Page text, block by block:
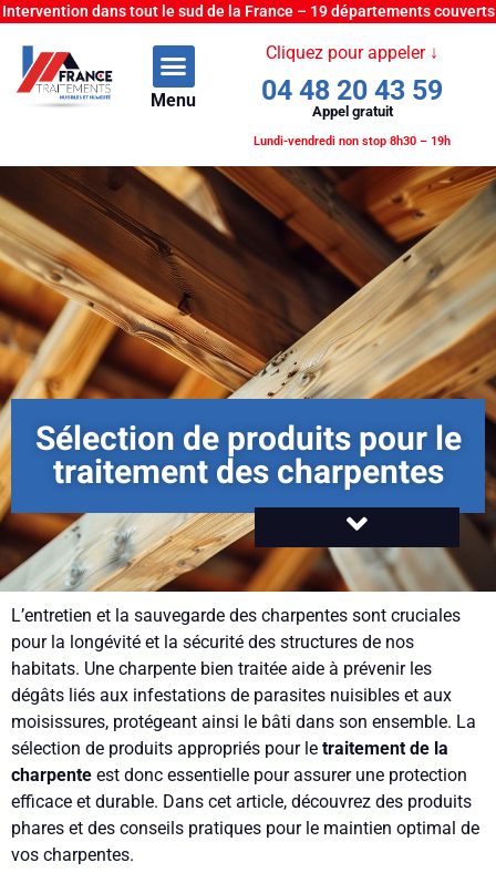
Intervention dans tout le sud de la France – 19 départements couverts
Menu
Cliquez pour appeler ↓
04 48 20 43 59
Appel gratuit
Lundi-vendredi non stop 8h30 – 19h
Sélection de produits pour le
traitement des charpentes
L’entretien et la sauvegarde des charpentes sont cruciales
pour la longévité et la sécurité des structures de nos
habitats. Une charpente bien traitée aide à prévenir les
dégâts liés aux infestations de parasites nuisibles et aux
moisissures, protégeant ainsi le bâti dans son ensemble. La
sélection de produits appropriés pour le traitement de la
charpente est donc essentielle pour assurer une protection
efficace et durable. Dans cet article, découvrez des produits
phares et des conseils pratiques pour le maintien optimal de
vos charpentes.